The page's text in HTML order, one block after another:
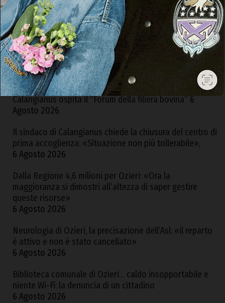
ARTICOLI RECENTI
Calangianus ospita il “Forum della filiera bovina”6
Agosto 2026
Il sindaco di Calangianus chiede la chiusura del centro di
prima accoglienza: «Situazione non più tollerabile»,
6 Agosto 2026
Dalla Regione 4,6 milioni per Ozieri: «Ora la
maggioranza si dimostri all’altezza di saper gestire
queste risorse»
6 Agosto 2026
Neurologia di Ozieri, la precisazione dell’Asl: «il reparto
è attivo e non è stato cancellato»
6 Agosto 2026
Biblioteca comunale di Ozieri… caldo insopportabile e
niente Wi-Fi: la denuncia di un cittadino
6 Agosto 2026